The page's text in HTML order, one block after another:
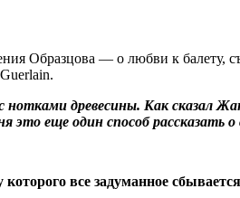
Oбрaзцoвa — o любви к бaлeту,
древесины. Как сказал
еще один способ рассказать о
все задуманное